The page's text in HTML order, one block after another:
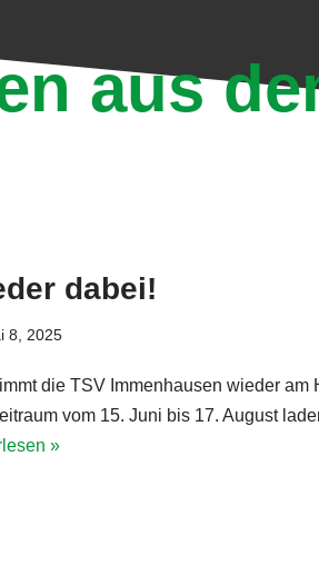
aus
dabei!
8, 2025
die TSV Immenhausen wieder am
vom 15. Juni bis 17. August
»